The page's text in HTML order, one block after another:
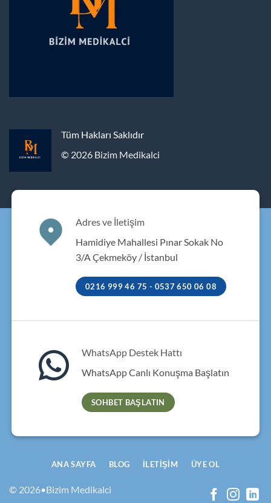
Tüm Hakları Saklıdır
© 2026 Bizim Medikalci
Adres ve İletişim
Hamidiye Mahallesi Pınar Sokak No
3/A Çekmeköy / İstanbul
0216 999 46 75 - 0537 650 06 08
WhatsApp Destek Hattı
WhatsApp Canlı Konuşma Başlatın
SOHBET BAŞLATIN
© 2026•Bizim Medikalci
ANA SAYFA BLOG İLETIŞIM ÜYE OL